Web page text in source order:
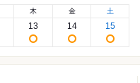
木
13
金
14
土
15